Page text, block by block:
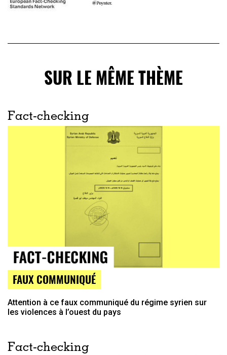
SUR LE MÊME THÈME
Fact-checking
FAUX COMMUNIQUÉ
Attention à ce faux communiqué du régime syrien sur
les violences à l’ouest du pays
Fact-checking